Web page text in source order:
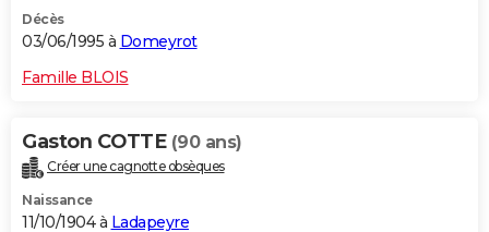
Décès
03/06/1995 à Domeyrot
Famille BLOIS
Gaston COTTE (90 ans)
Créer une cagnotte obsèques
Naissance
11/10/1904 à Ladapeyre